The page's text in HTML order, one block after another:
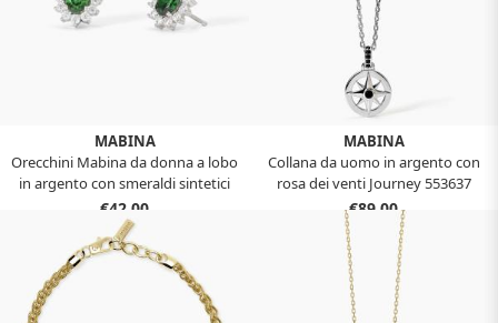
MABINA
Orecchini Mabina da donna a lobo
in argento con smeraldi sintetici
ovali 563715
€42,00
MABINA
Collana da uomo in argento con
rosa dei venti Journey 553637
€89,00